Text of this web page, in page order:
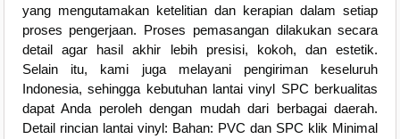
yang mengutamakan ketelitian dan kerapian dalam setiap
proses pengerjaan. Proses pemasangan dilakukan secara
detail agar hasil akhir lebih presisi, kokoh, dan estetik.
Selain itu, kami juga melayani pengiriman keseluruh
Indonesia, sehingga kebutuhan lantai vinyl SPC berkualitas
dapat Anda peroleh dengan mudah dari berbagai daerah.
Detail rincian lantai vinyl: Bahan: PVC dan SPC klik Minimal